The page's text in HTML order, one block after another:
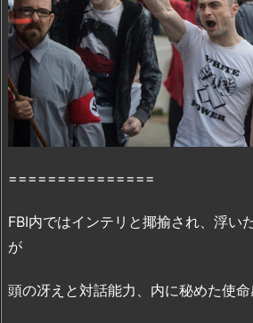
ー』
の
感
想・
見
ど
こ
画
ダ
===============
FBI内ではインテリと揶揄され、浮い
が
頭の冴えと対話能力、内に秘めた使